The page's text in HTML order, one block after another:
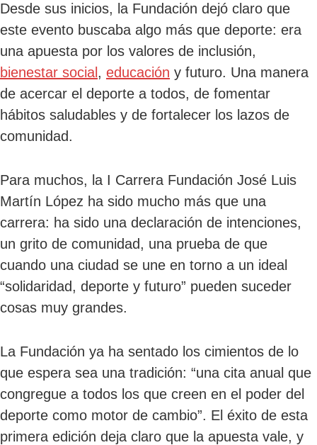
Desde sus inicios, la Fundación dejó claro que
este evento buscaba algo más que deporte: era
una apuesta por los valores de inclusión,
bienestar social , educación y futuro. Una manera
de acercar el deporte a todos, de fomentar
hábitos saludables y de fortalecer los lazos de
comunidad.
Para muchos, la I Carrera Fundación José Luis
Martín López ha sido mucho más que una
carrera: ha sido una declaración de intenciones,
un grito de comunidad, una prueba de que
cuando una ciudad se une en torno a un ideal
“solidaridad, deporte y futuro” pueden suceder
cosas muy grandes.
La Fundación ya ha sentado los cimientos de lo
que espera sea una tradición: “una cita anual que
congregue a todos los que creen en el poder del
deporte como motor de cambio”. El éxito de esta
primera edición deja claro que la apuesta vale, y